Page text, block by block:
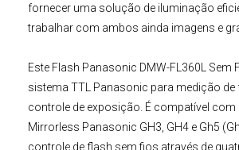
fornecer uma solução de iluminação
trabalhar com ambos ainda imagens e
Este Flash Panasonic DMW-FL360L Sem
sistema TTL Panasonic para medição de
controle de exposição. É compatível com
Mirrorless Panasonic GH3, GH4 e Gh5
controle de flash sem fios através de